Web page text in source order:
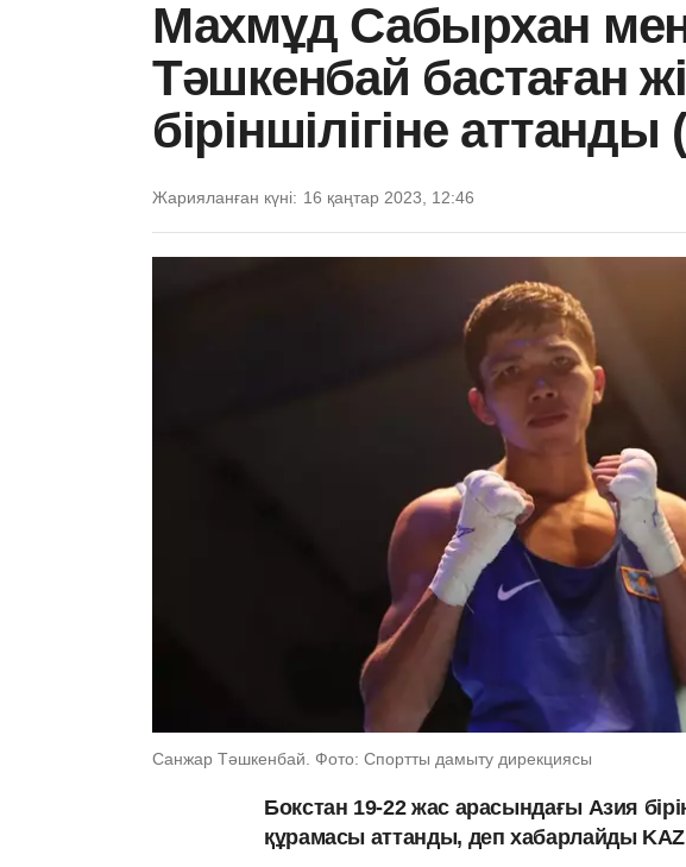
Махмұд Сабырхан
Тәшкенбай бастаған
біріншілігіне
Жарияланған күні: 16 қаңтар 2023, 12:46
Санжар Тәшкенбай. Фото: Спортты дамыту дирекциясы
Бокстан 19-22 жас арасындағы Азия
құрамасы аттанды, деп хабарлайды